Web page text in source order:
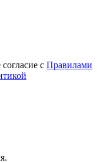
с Правилами